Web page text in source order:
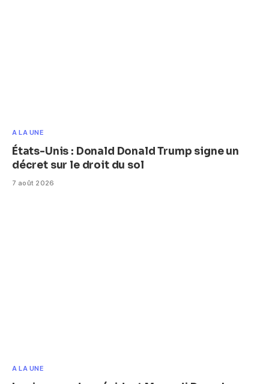
A LA UNE
États-Unis : Donald Donald Trump signe un
décret sur le droit du sol
7 août 2026
A LA UNE